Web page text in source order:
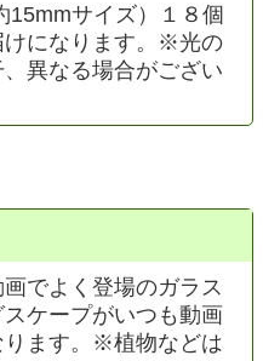
15mmサイズ）１８個
けになります。※光の
異なる場合がござい
でよく登場のガラス
ケープがいつも動画
ります。※植物などは